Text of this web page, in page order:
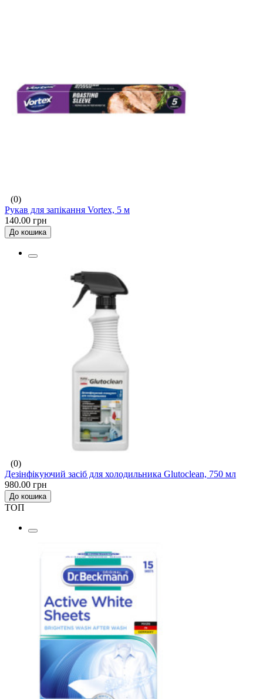
(0)
Рукав для запікання Vortex, 5 м
140.00 грн
До кошика
(0)
Дезінфікуючий засіб для холодильника Glutoclean, 750 мл
980.00 грн
До кошика
ТОП